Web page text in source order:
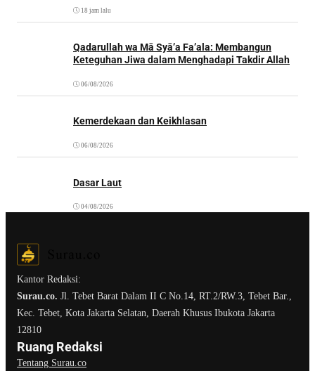
18 jam lalu
Qadarullah wa Mā Syā’a Fa’ala: Membangun
Keteguhan Jiwa dalam Menghadapi Takdir Allah
06/08/2026
Kemerdekaan dan Keikhlasan
06/08/2026
Dasar Laut
04/08/2026
Kantor Redaksi:
Surau.co. Jl. Tebet Barat Dalam II C No.14, RT.2/RW.3, Tebet Bar.,
Kec. Tebet, Kota Jakarta Selatan, Daerah Khusus Ibukota Jakarta
12810
Ruang Redaksi
Tentang Surau.co